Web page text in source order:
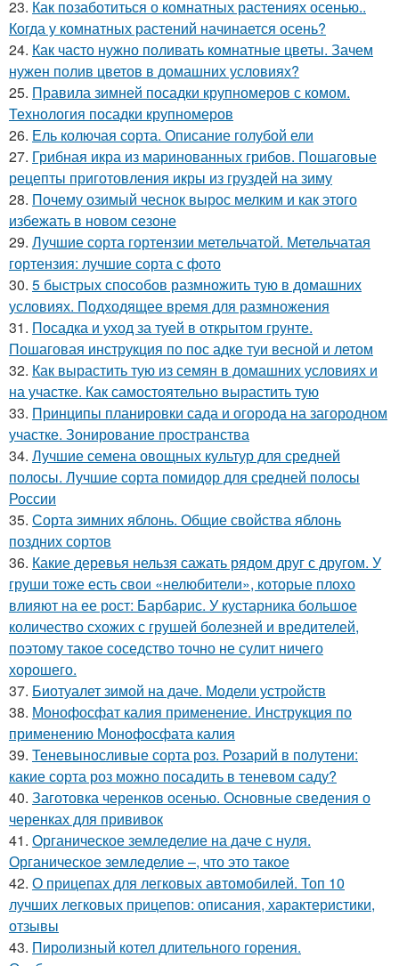
23. Как позаботиться о комнатных растениях осенью..
Когда у комнатных растений начинается осень?
24. Как часто нужно поливать комнатные цветы. Зачем
нужен полив цветов в домашних условиях?
25. Правила зимней посадки крупномеров с комом.
Технология посадки крупномеров
26. Ель колючая сорта. Описание голубой ели
27. Грибная икра из маринованных грибов. Пошаговые
рецепты приготовления икры из груздей на зиму
28. Почему озимый чеснок вырос мелким и как этого
избежать в новом сезоне
29. Лучшие сорта гортензии метельчатой. Метельчатая
гортензия: лучшие сорта с фото
30. 5 быстрых способов размножить тую в домашних
условиях. Подходящее время для размножения
31. Посадка и уход за туей в открытом грунте.
Пошаговая инструкция по пос адке туи весной и летом
32. Как вырастить тую из семян в домашних условиях и
на участке. Как самостоятельно вырастить тую
33. Принципы планировки сада и огорода на загородном
участке. Зонирование пространства
34. Лучшие семена овощных культур для средней
полосы. Лучшие сорта помидор для средней полосы
России
35. Сорта зимних яблонь. Общие свойства яблонь
поздних сортов
36. Какие деревья нельзя сажать рядом друг с другом. У
груши тоже есть свои «нелюбители», которые плохо
влияют на ее рост: Барбарис. У кустарника большое
количество схожих с грушей болезней и вредителей,
поэтому такое соседство точно не сулит ничего
хорошего.
37. Биотуалет зимой на даче. Модели устройств
38. Монофосфат калия применение. Инструкция по
применению Монофосфата калия
39. Теневыносливые сорта роз. Розарий в полутени:
какие сорта роз можно посадить в теневом саду?
40. Заготовка черенков осенью. Основные сведения о
черенках для прививок
41. Органическое земледелие на даче с нуля.
Органическое земледелие –, что это такое
42. О прицепах для легковых автомобилей. Топ 10
лучших легковых прицепов: описания, характеристики,
отзывы
43. Пиролизный котел длительного горения.